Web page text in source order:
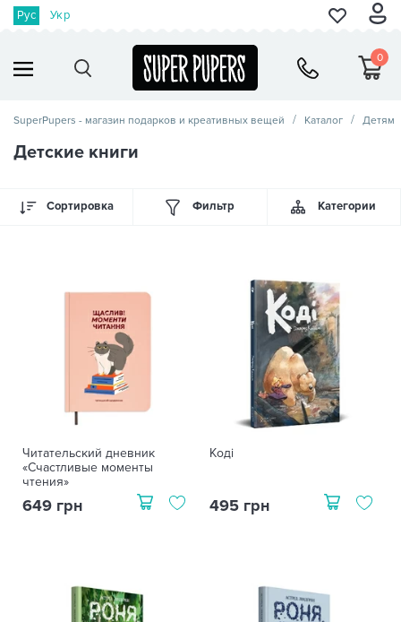
Рус Укр
0
SuperPupers - магазин подарков и креативных вещей Каталог Детям
Детские книги
Сортировка Фильтр Категории
Читательский дневник
«Счастливые моменты
чтения»
649 грн
Коді
495 грн